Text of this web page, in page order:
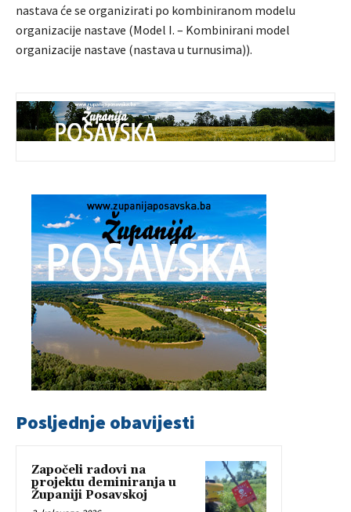
nastava će se organizirati po kombiniranom modelu
organizacije nastave (Model I. – Kombinirani model
organizacije nastave (nastava u turnusima)).
Posljednje obavijesti
Započeli radovi na
projektu deminiranja u
Županiji Posavskoj